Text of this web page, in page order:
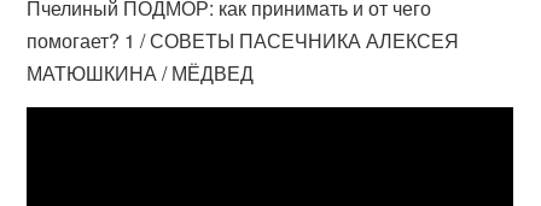
Пчелиный ПОДМОР: как принимать и от чего
помогает? 1 / СОВЕТЫ ПАСЕЧНИКА АЛЕКСЕЯ
МАТЮШКИНА / МЁДВЕД